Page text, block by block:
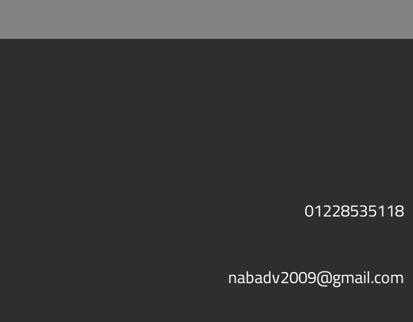
01228535118
nabadv2009@gmail.com